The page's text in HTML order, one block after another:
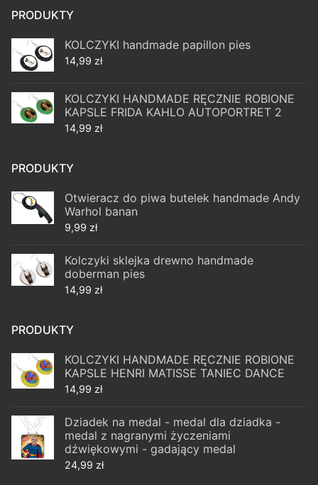
PRODUKTY
KOLCZYKI handmade papillon pies
14,99 zł
KOLCZYKI HANDMADE RĘCZNIE ROBIONE
KAPSLE FRIDA KAHLO AUTOPORTRET 2
14,99 zł
PRODUKTY
Otwieracz do piwa butelek handmade Andy
Warhol banan
9,99 zł
Kolczyki sklejka drewno handmade
doberman pies
14,99 zł
PRODUKTY
KOLCZYKI HANDMADE RĘCZNIE ROBIONE
KAPSLE HENRI MATISSE TANIEC DANCE
14,99 zł
Dziadek na medal - medal dla dziadka -
medal z nagranymi życzeniami
dźwiękowymi - gadający medal
24,99 zł